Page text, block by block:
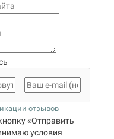
отзывов
«Отправить
условия